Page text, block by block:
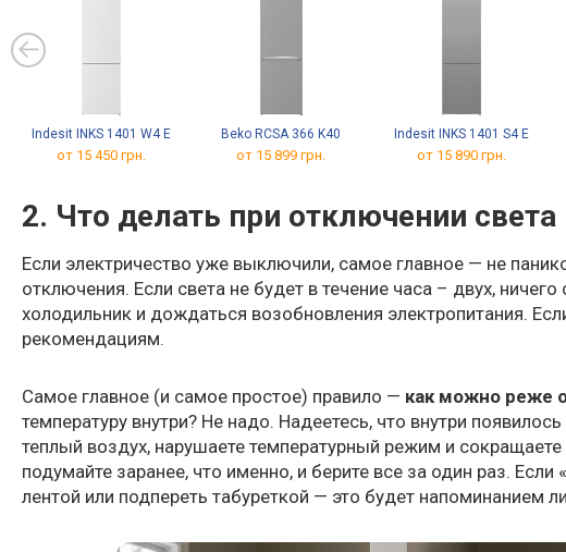
Indesit INKS 1401 W4 E
от 15 450 грн.
Beko RCSA 366 K40
от 15 899 грн.
Indesit INKS 1401 S4 E
от 15 890 грн.
2. Что делать при отключении света
Если электричество уже выключили, самое главное — не
отключения. Если света не будет в течение часа – двух,
холодильник и дождаться возобновления электропитания.
рекомендациям.
Самое главное (и самое простое) правило — как можно реже
температуру внутри? Не надо. Надеетесь, что внутри
теплый воздух, нарушаете температурный режим и
подумайте заранее, что именно, и берите все за один раз.
лентой или подпереть табуреткой — это будет напоминанием